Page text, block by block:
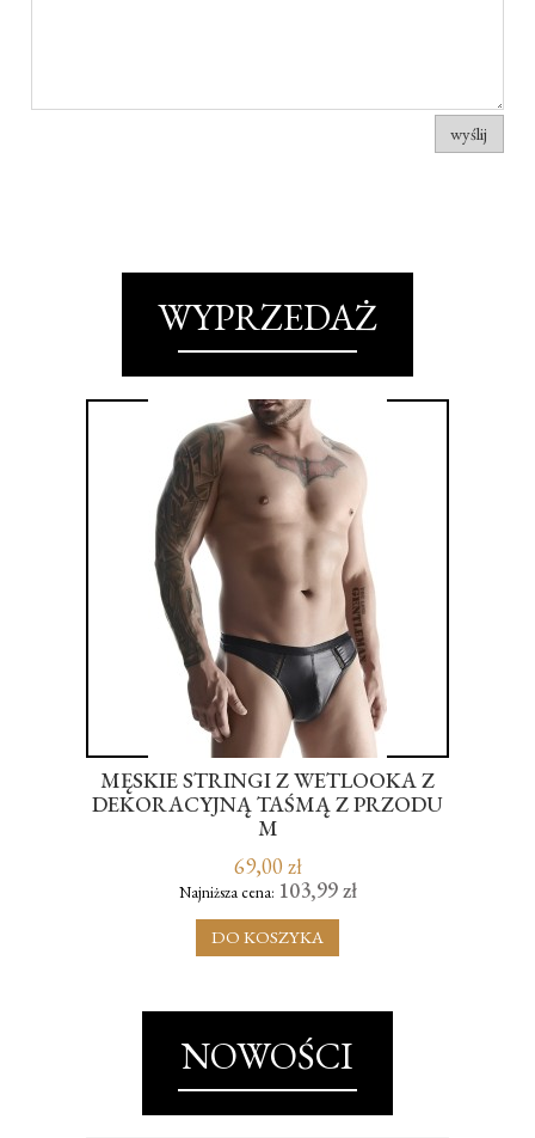
wyślij
WYPRZEDAŻ
MĘSKIE STRINGI Z WETLOOKA Z
DEKORACYJNĄ TAŚMĄ Z PRZODU
M
69,00 zł
Najniższa cena: 103,99 zł
DO KOSZYKA
NOWOŚCI